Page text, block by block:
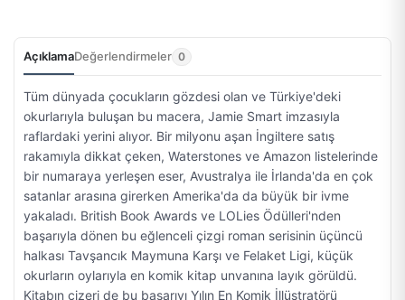
AçıklamaDeğerlendirmeler 0
Tüm dünyada çocukların gözdesi olan ve Türkiye'deki
okurlarıyla buluşan bu macera, Jamie Smart imzasıyla
raflardaki yerini alıyor. Bir milyonu aşan İngiltere satış
rakamıyla dikkat çeken, Waterstones ve Amazon listelerinde
bir numaraya yerleşen eser, Avustralya ile İrlanda'da en çok
satanlar arasına girerken Amerika'da da büyük bir ivme
yakaladı. British Book Awards ve LOLies Ödülleri'nden
başarıyla dönen bu eğlenceli çizgi roman serisinin üçüncü
halkası Tavşancık Maymuna Karşı ve Felaket Ligi, küçük
okurların oylarıyla en komik kitap unvanına layık görüldü.
Kitabın çizeri de bu başarıyı Yılın En Komik İllüstratörü